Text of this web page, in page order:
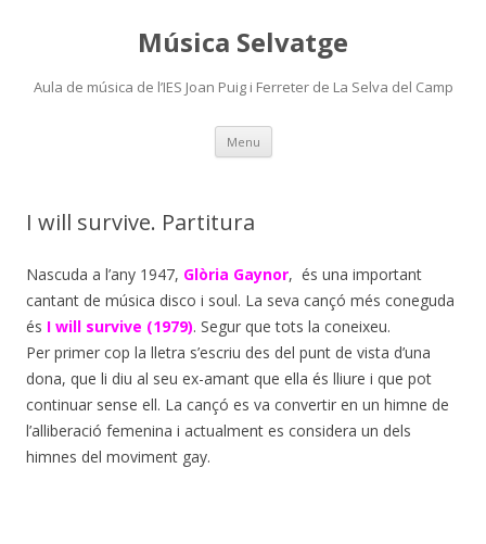
Música Selvatge
Aula de música de l’IES Joan Puig i Ferreter de La Selva del Camp
Menu Skip
content
I will survive. Partitura
Nascuda a l’any 1947, Glòria Gaynor, és una important
cantant de música disco i soul. La seva cançó més coneguda
és I will survive (1979). Segur que tots la coneixeu.
Per primer cop la lletra s’escriu des del punt de vista d’una
dona, que li diu al seu ex-amant que ella és lliure i que pot
continuar sense ell. La cançó es va convertir en un himne de
l’alliberació femenina i actualment es considera un dels
himnes del moviment gay.